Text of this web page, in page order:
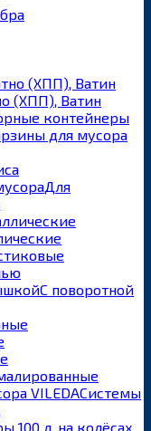
(ХПП), Ватин
контейнеры
для мусора
Для
С поворотной
Системы